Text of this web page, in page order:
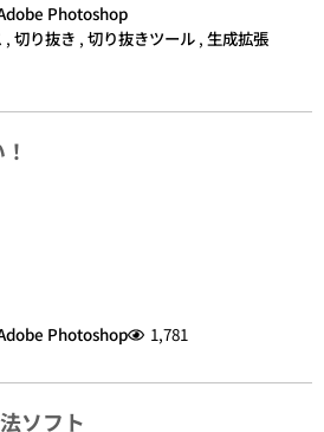
Photoshop
, 切り抜き , 切り抜きツール , 生成拡張
Photoshop 1,781
ソフト